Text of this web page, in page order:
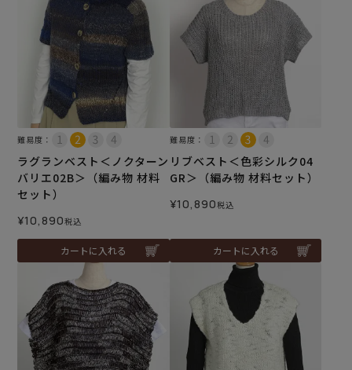
難易度：
ラグランベスト＜ノクターン
バリエ02B＞（編み物 材料
セット）
¥10,890税込
カートに入れる
難易度：
リブベスト＜色彩シルク04
GR＞（編み物 材料セット）
¥10,890税込
カートに入れる